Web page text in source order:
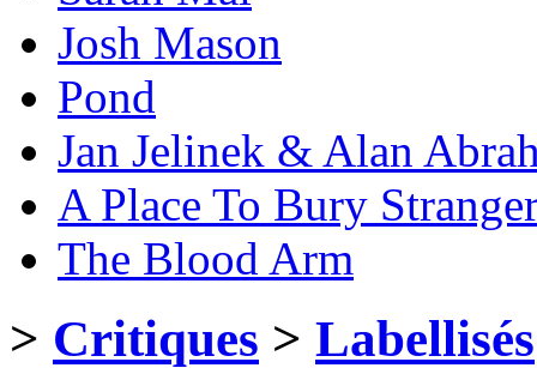
Josh Mason
Pond
Jan Jelinek & Alan
A Place To Bury
The Blood Arm
> Critiques > Labellisés